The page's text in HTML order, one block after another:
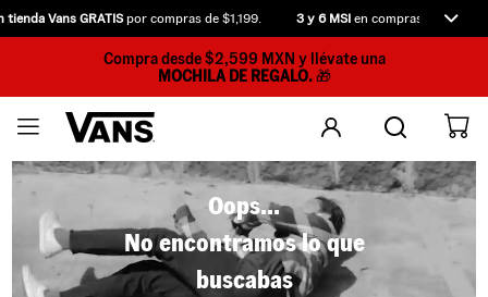
Vans GRATISpor compras de $1,199. 3 y 6 MSIen compras desde
Compra desde $2,599 MXN y llévate una
MOCHILA DE REGALO.🎁
Oops...
No encontramos lo que
buscabas